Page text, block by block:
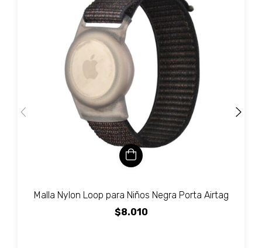
Malla Nylon Loop para Niños Negra Porta Airtag
$8.010